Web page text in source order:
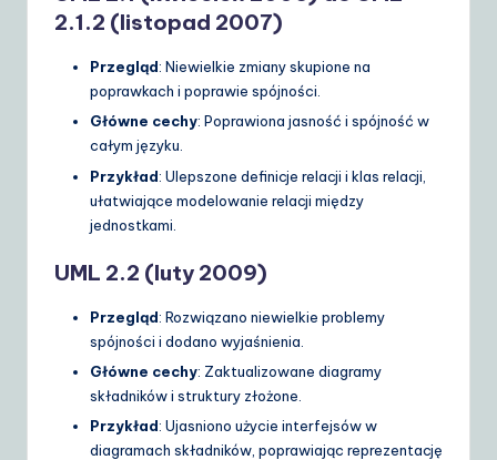
2.1.2 (listopad 2007)
Przegląd: Niewielkie zmiany skupione na
poprawkach i poprawie spójności.
Główne cechy: Poprawiona jasność i spójność w
całym języku.
Przykład: Ulepszone definicje relacji i klas relacji,
ułatwiające modelowanie relacji między
jednostkami.
UML 2.2 (luty 2009)
Przegląd: Rozwiązano niewielkie problemy
spójności i dodano wyjaśnienia.
Główne cechy: Zaktualizowane diagramy
składników i struktury złożone.
Przykład: Ujasniono użycie interfejsów w
diagramach składników, poprawiając reprezentację